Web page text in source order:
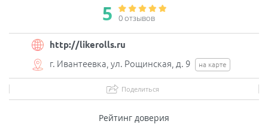
5 0 отзывов
http://likerolls.ru
г. Ивантеевка, ул. Рощинская, д. 9
на карте
Поделиться
Рейтинг доверия